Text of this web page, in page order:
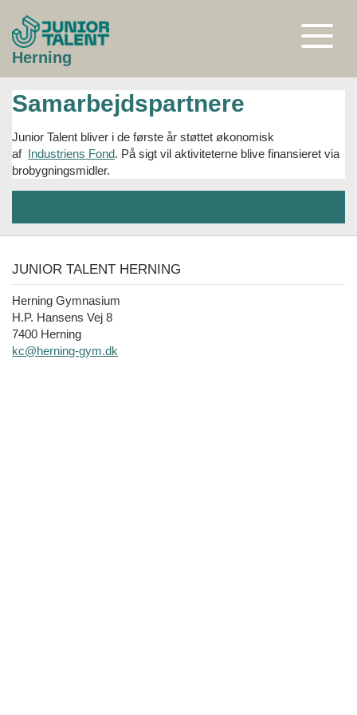
indhold
Herning
Åben
Samarbejdspartnere
Junior Talent bliver i de første år støttet økonomisk
af Industriens Fond. På sigt vil aktiviteterne blive finansieret via
brobygningsmidler.
JUNIOR TALENT HERNING
Herning Gymnasium
H.P. Hansens Vej 8
7400 Herning
kc@herning-gym.dk